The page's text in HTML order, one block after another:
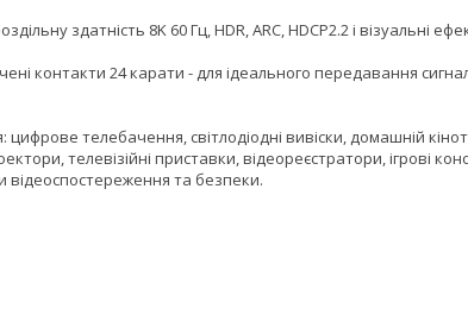
здатність 8K 60 Гц, HDR, ARC, HDCP2.2 і візуальні
контакти 24 карати - для ідеального передавання
цифрове телебачення, світлодіодні вивіски, домашній
телевізійні приставки, відеореєстратори, ігрові
та безпеки.